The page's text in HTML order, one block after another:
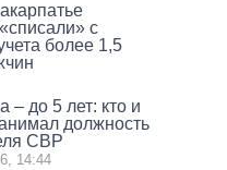
с
более 1,5
– до 5 лет: кто и
должность
СВР
14:44